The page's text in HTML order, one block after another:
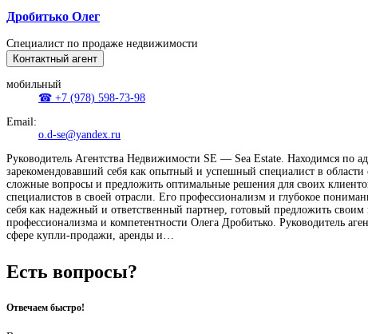
Дробитько Олег
Специалист по продаже недвижимости
Контактный агент
мобильный
☎ +7 (978) 598-73-98
Email:
o.d-se@yandex.ru
Руководитель Агентства Недвижимости SE — Sea Estate. Находимся по
зарекомендовавший себя как опытный и успешный специалист в
сложные вопросы и предложить оптимальные решения для своих
специалистов в своей отрасли. Его профессионализм и глубокое
себя как надежный и ответственный партнер, готовый предложить
профессионализма и компетентности Олега Дробитько. Руководитель
сфере купли-продажи, аренды и…
Есть вопросы?
Отвечаем быстро!